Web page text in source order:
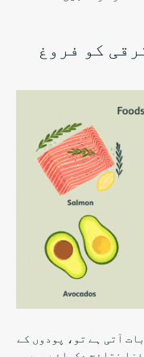
کو فروغ
آتی ہے تو، پودوں کے